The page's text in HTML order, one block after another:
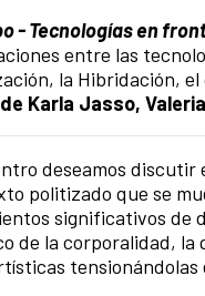
- Tecnologías en
entre las
la Hibridación,
Karla Jasso,
deseamos discutir
politizado que se
significativos de
de la corporalidad,
tensionándolas